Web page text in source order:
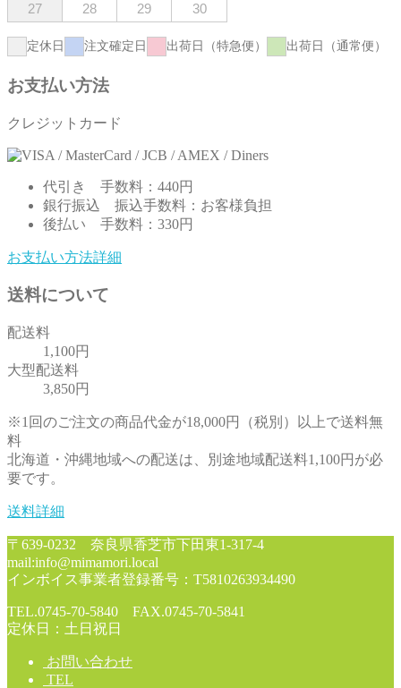
27
28 29 30
定休日 注文確定日 出荷日（特急便） 出荷日（通常便）
お支払い方法
クレジットカード
代引き 手数料：440円
銀行振込 振込手数料：お客様負担
後払い 手数料：330円
お支払い方法詳細
送料について
配送料
1,100円
大型配送料
3,850円
※1回のご注文の商品代金が18,000円（税別）以上で送料無
料
北海道・沖縄地域への配送は、別途地域配送料1,100円が必
要です。
送料詳細
〒639-0232 奈良県香芝市下田東1-317-4
mail:info@mimamori.local
インボイス事業者登録番号：T5810263934490
TEL.0745-70-5840 FAX.0745-70-5841
定休日：土日祝日
お問い合わせ
TEL